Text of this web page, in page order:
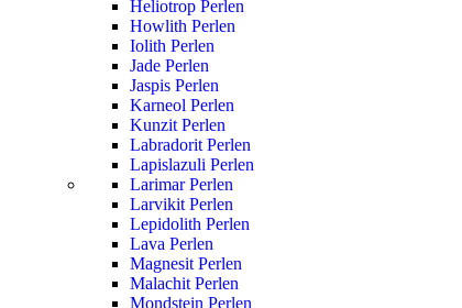
Heliotrop Perlen
Howlith Perlen
Iolith Perlen
Jade Perlen
Jaspis Perlen
Karneol Perlen
Kunzit Perlen
Labradorit Perlen
Lapislazuli Perlen
Larimar Perlen
Larvikit Perlen
Lepidolith Perlen
Lava Perlen
Magnesit Perlen
Malachit Perlen
Mondstein Perlen